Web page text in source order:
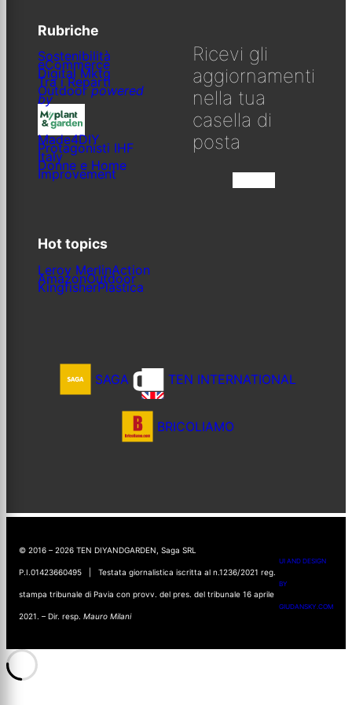
Rubriche
Sostenibilità
eCommerce
Digital Mktg
Tra i Reparti
Outdoorpowered
by
Made4DIY
Protagonisti IHF
Italy
Donne e Home
Improvement
Hot topics
Leroy MerlinAction
AmazonOutdoor
KingfisherPlastica
Ricevi gli
aggiornamenti
nella tua
casella di
posta
SAGA TEN INTERNATIONAL
BRICOLIAMO
© 2016 – 2026 TEN DIYANDGARDEN, Saga SRL
P.I.01423660495 | Testata giornalistica iscritta al n.1236/2021 reg.
stampa tribunale di Pavia con provv. del pres. del tribunale 16 aprile
2021. – Dir. resp. Mauro Milani
UI AND DESIGN
BY
GIUDANSKY.COM